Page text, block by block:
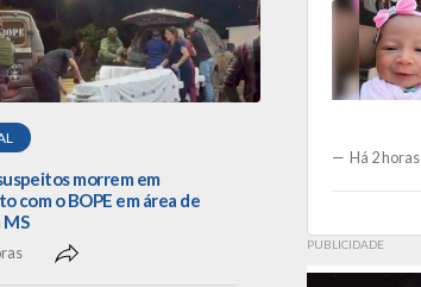
morrem em
com o BOPE em área de
MS
Há 2 horas
PUBLICIDADE